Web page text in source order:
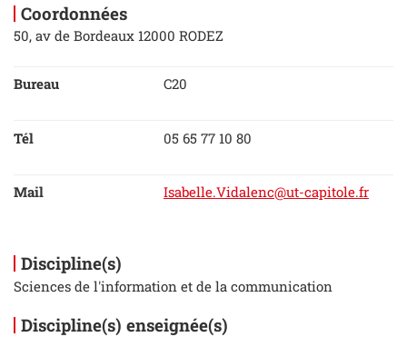
Coordonnées
50, av de Bordeaux 12000 RODEZ
Bureau C20
Tél 05 65 77 10 80
Mail Isabelle.Vidalenc@ut-capitole.fr
Discipline(s)
Sciences de l'information et de la communication
Discipline(s) enseignée(s)